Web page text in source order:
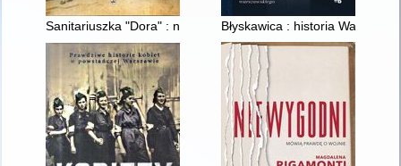
Sanitariuszka "Dora" : nie było czasu na strach
Błyskawica : historia Wandy